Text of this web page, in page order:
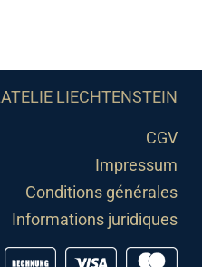
LIECHTENSTEIN
CGV
Impressum
Conditions générales
Informations juridiques